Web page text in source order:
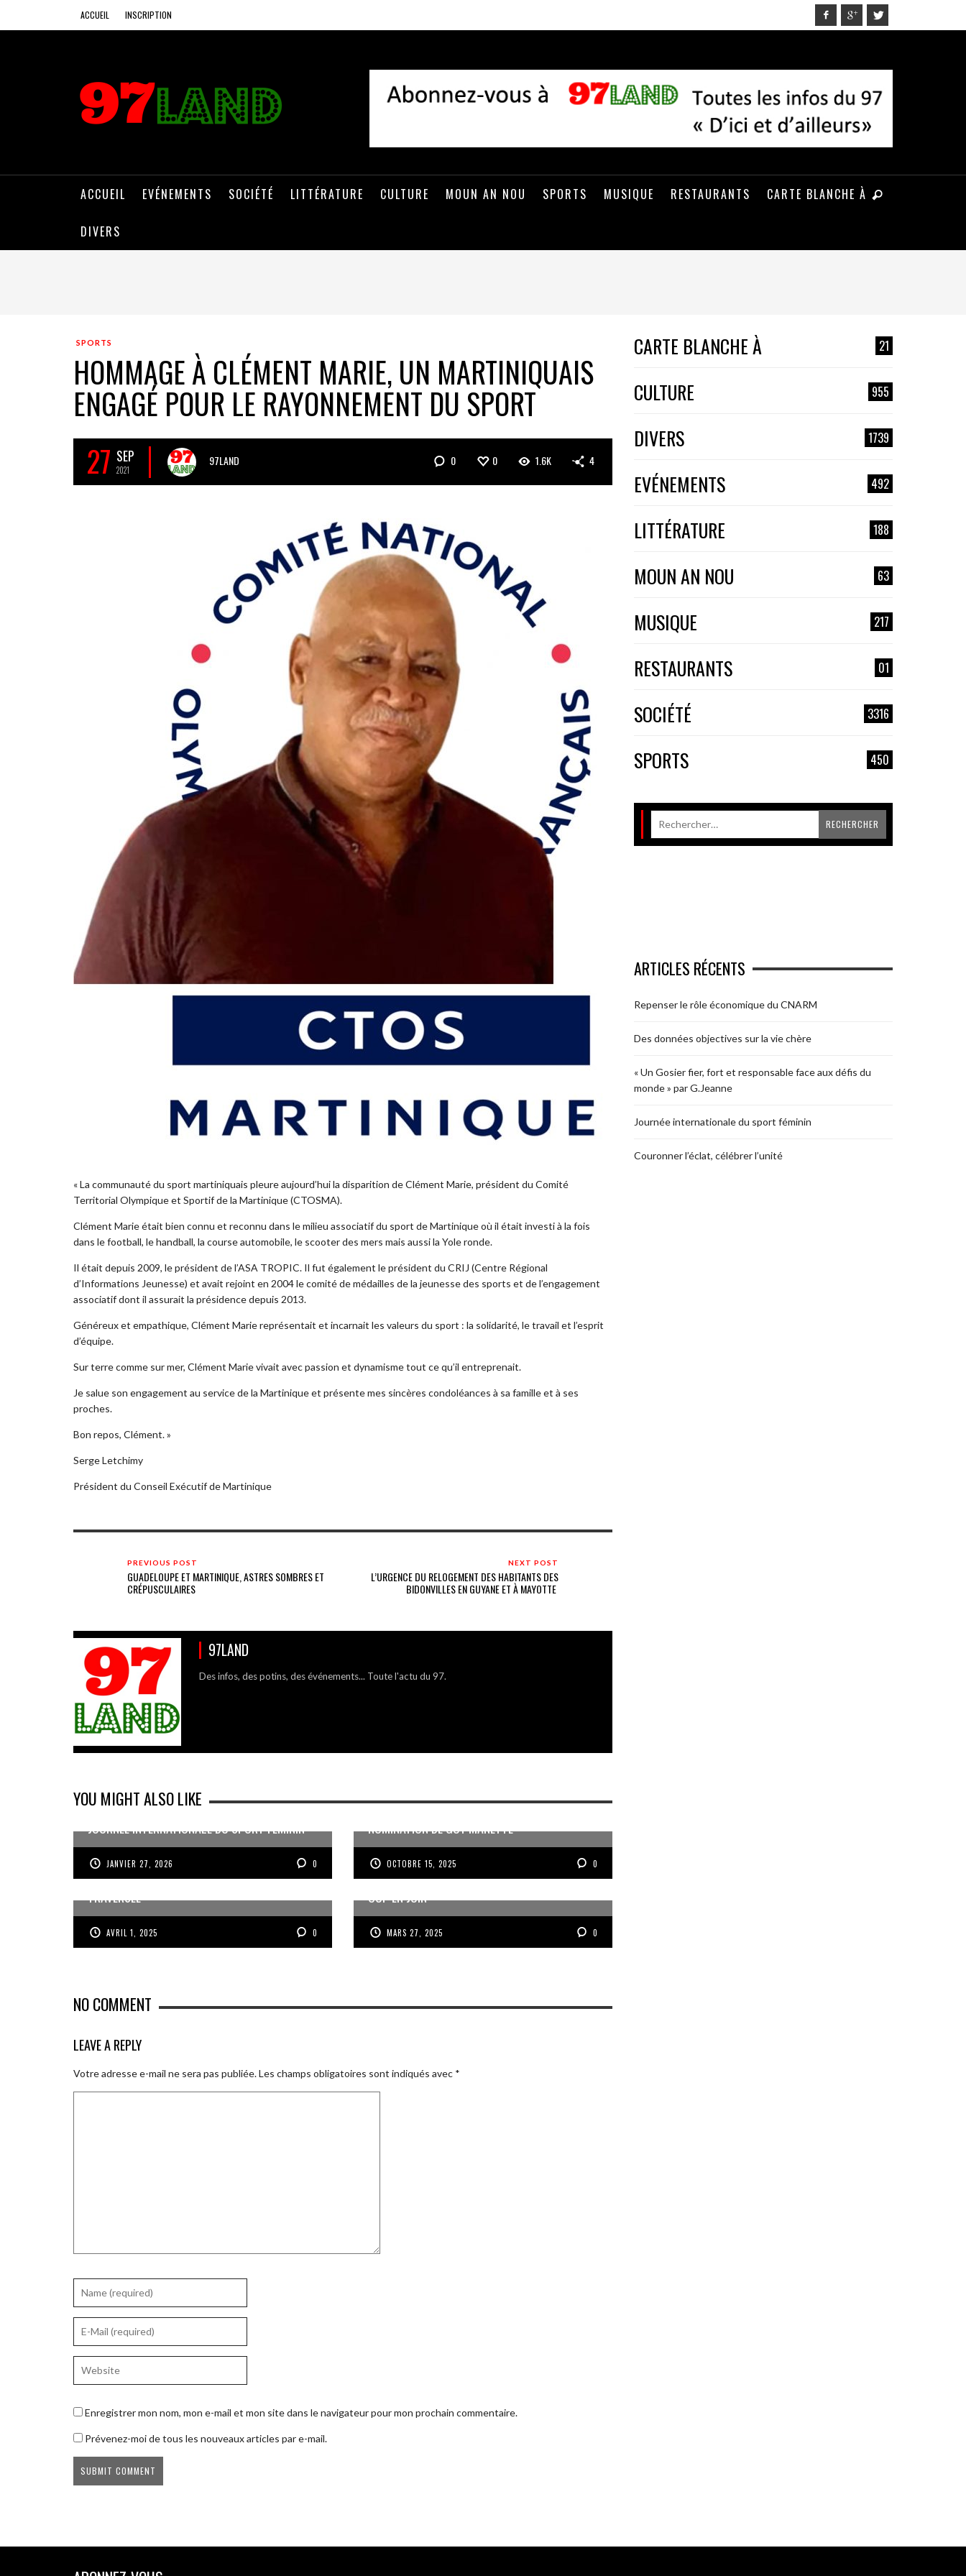
ACCUEIL INSCRIPTION
ACCUEIL EVÉNEMENTS SOCIÉTÉ LITTÉRATURE CULTURE MOUN AN NOU SPORTS MUSIQUE RESTAURANTS CARTE BLANCHE À
DIVERS
SPORTS
HOMMAGE À CLÉMENT MARIE, UN MARTINIQUAIS
ENGAGÉ POUR LE RAYONNEMENT DU SPORT
27 SEP
2021
97LAND 0 0 1.6K 4
« La communauté du sport martiniquais pleure aujourd’hui la disparition de Clément Marie, président du Comité
Territorial Olympique et Sportif de la Martinique (CTOSMA).
Clément Marie était bien connu et reconnu dans le milieu associatif du sport de Martinique où il était investi à la fois
dans le football, le handball, la course automobile, le scooter des mers mais aussi la Yole ronde.
Il était depuis 2009, le président de l’ASA TROPIC. Il fut également le président du CRIJ (Centre Régional
d’Informations Jeunesse) et avait rejoint en 2004 le comité de médailles de la jeunesse des sports et de l’engagement
associatif dont il assurait la présidence depuis 2013.
Généreux et empathique, Clément Marie représentait et incarnait les valeurs du sport : la solidarité, le travail et l’esprit
d’équipe.
Sur terre comme sur mer, Clément Marie vivait avec passion et dynamisme tout ce qu’il entreprenait.
Je salue son engagement au service de la Martinique et présente mes sincères condoléances à sa famille et à ses
proches.
Bon repos, Clément. »
Serge Letchimy
Président du Conseil Exécutif de Martinique
PREVIOUS POST
GUADELOUPE ET MARTINIQUE, ASTRES SOMBRES ET
CRÉPUSCULAIRES
NEXT POST
L’URGENCE DU RELOGEMENT DES HABITANTS DES
BIDONVILLES EN GUYANE ET À MAYOTTE
97LAND
Des infos, des potins, des événements... Toute l'actu du 97.
YOU MIGHT ALSO LIKE
JOURNÉE INTERNATIONALE DU SPORT FÉMININ
JANVIER 27, 2026 0
NOMINATION DE GUY MANETTE
OCTOBRE 15, 2025 0
LOÏC, U17, DÉCÉDÉ SUR LA ROUTE DE LA
TRAVERSÉE
AVRIL 1, 2025 0
ROUSSILLON ET LES GWADABOYS À LA GOLD
CUP EN JUIN
MARS 27, 2025 0
NO COMMENT
LEAVE A REPLY
Votre adresse e-mail ne sera pas publiée.Les champs obligatoires sont indiqués avec *
Enregistrer mon nom, mon e-mail et mon site dans le navigateur pour mon prochain commentaire.
Prévenez-moi de tous les nouveaux articles par e-mail.
CARTE BLANCHE À 21
CULTURE 955
DIVERS 1739
EVÉNEMENTS 492
LITTÉRATURE 188
MOUN AN NOU 63
MUSIQUE 217
RESTAURANTS 01
SOCIÉTÉ 3316
SPORTS 450
ARTICLES RÉCENTS
Repenser le rôle économique du CNARM
Des données objectives sur la vie chère
« Un Gosier fier, fort et responsable face aux défis du
monde » par G.Jeanne
Journée internationale du sport féminin
Couronner l’éclat, célébrer l’unité